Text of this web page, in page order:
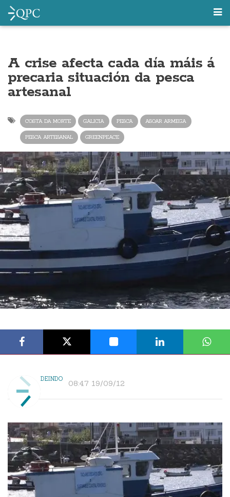
A crise afecta cada día máis á
precaria situación da pesca
artesanal
COSTA DA MORTE GALICIA PESCA ASOAR ARMEGA
PESCA ARTESANAL GREENPEACE
DEINDO 08:47 19/09/12